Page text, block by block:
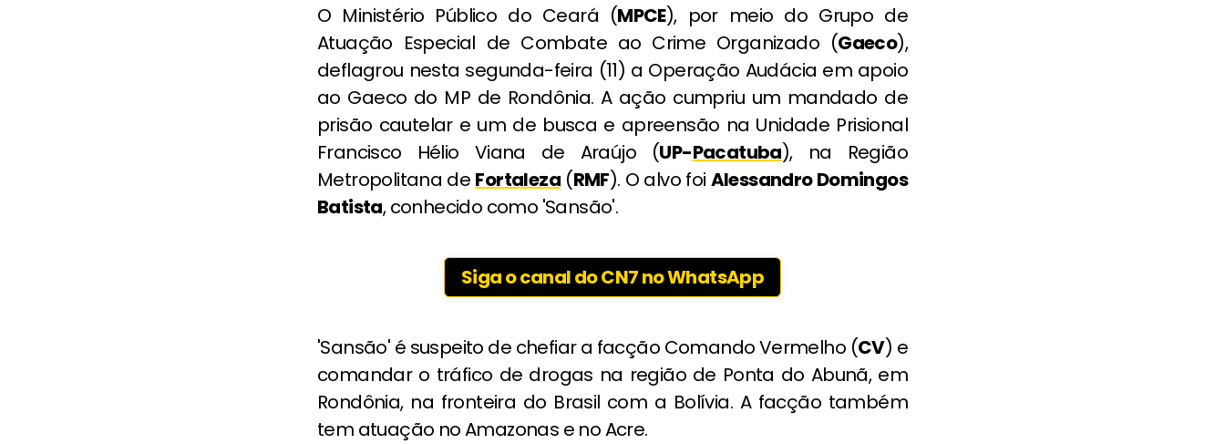
O Ministério Público do Ceará (MPCE), por meio do Grupo de
Atuação Especial de Combate ao Crime Organizado (Gaeco),
deflagrou nesta segunda-feira (11) a Operação Audácia em apoio
ao Gaeco do MP de Rondônia. A ação cumpriu um mandado de
prisão cautelar e um de busca e apreensão na Unidade Prisional
Francisco Hélio Viana de Araújo (UP-Pacatuba), na Região
Metropolitana de Fortaleza (RMF). O alvo foi Alessandro Domingos
Batista, conhecido como 'Sansão'.
Siga o canal do CN7 no WhatsApp
'Sansão' é suspeito de chefiar a facção Comando Vermelho (CV) e
comandar o tráfico de drogas na região de Ponta do Abunã, em
Rondônia, na fronteira do Brasil com a Bolívia. A facção também
tem atuação no Amazonas e no Acre.